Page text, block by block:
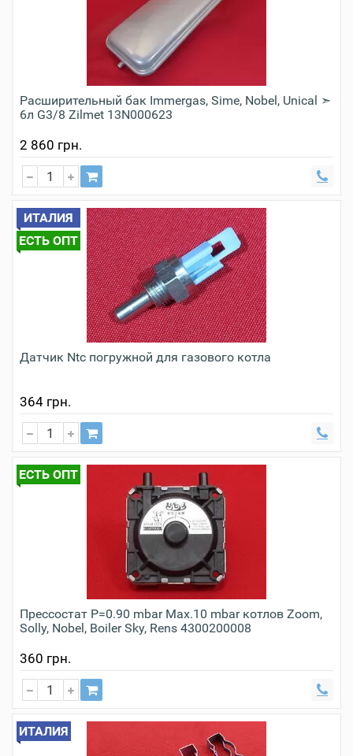
Расширительный бак Immergas, Sime, Nobel, Unical ➣
6л G3/8 Zilmet 13N000623
2 860 грн.
ИТАЛИЯ
ЕСТЬ ОПТ
Датчик Ntc погружной для газового котла
364 грн.
ЕСТЬ ОПТ
Прессостат P=0.90 mbar Max.10 mbar котлов Zoom,
Solly, Nobel, Boiler Sky, Rens 4300200008
360 грн.
ИТАЛИЯ